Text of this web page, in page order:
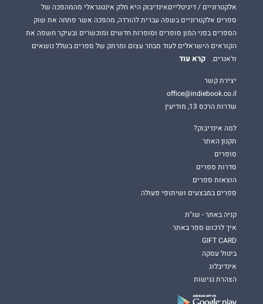
אלקטרוניים / דיגיטלייםאינדיבוק היא חלק אינטגראלי מהמהפכה של
ספרים אלקטרוניים בשפה עברית להורדה, מהפכה אשר פתחה את שוק
הספרים בפני המון סופרים וסופרות חדשים ומוכשרים ובעיקר חשפה את
הקוראים הישראלים לעוד מבחר עצום ומרתק של ספרים בשלל נושאים
וז'אנרים.
קרא עוד
יצירת קשר
office@indiebook.co.il
שדרות הרכס 13, מודיעין
למה אינדיבוק?
תקנון האתר
סופרים
סדרות ספרים
הוצאות ספרים
ספרים במבצעים ושיתופי פעולה
קניה באתר - שו"ת
איך לרכוש ספר באתר
GIFT CARD
ביטול עסקה
אינדיבלוג
הצהרת נגישות